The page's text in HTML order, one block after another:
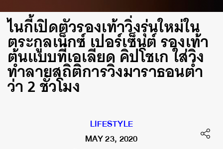
ไนกี้เปิดตัวรองเท้าวิ่งรุ่นใหม่ใน
ตระกูลเน็กซ์ เปอร์เซ็นต์ รองเท้า
ต้นแบบที่เอเลียด คิปโชเก ใส่วิ่ง
ทำลายสถิติการวิ่งมาราธอนต่ำ
ว่า 2 ชั่วโมง
LIFESTYLE
MAY 23, 2020